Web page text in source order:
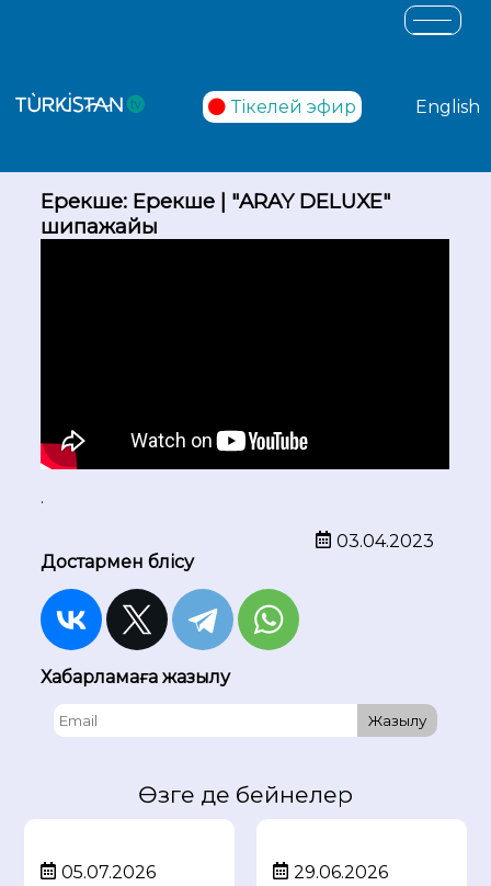
Тікелей эфир English
Ерекше: Ерекше | "ARAY DELUXE"
шипажайы
.
03.04.2023
Достармен бөлісу
Хабарламаға жазылу
Жазылу
Өзге де бейнелер
05.07.2026
29.06.2026